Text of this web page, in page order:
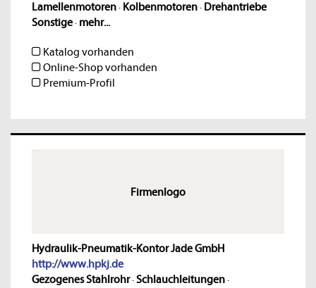
Lamellenmotoren· Kolbenmotoren· Drehantriebe
Sonstige· mehr...
Katalog vorhanden
Online-Shop vorhanden
Premium-Profil
Firmenlogo
Hydraulik-Pneumatik-Kontor Jade GmbH
http://www.hpkj.de
Gezogenes Stahlrohr·Schlauchleitungen·